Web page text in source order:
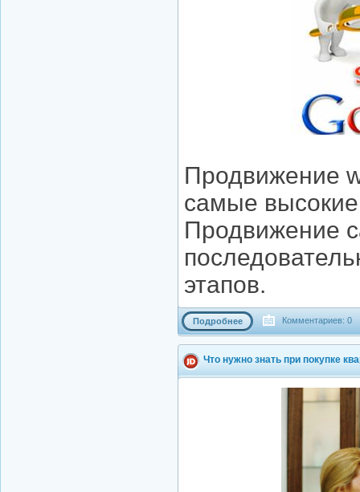
Продвижение
самые высокие
Продвижение
этапов.
Подробнее Комментариев: 0
Что нужно знать при покупке